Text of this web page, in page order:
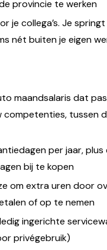
provincie te werken
je collega’s. Je
nét buiten je eigen
maandsalaris dat
competenties, tussen
per jaar,
bij te kopen
om extra uren door
of op te nemen
ingerichte
privégebruik)